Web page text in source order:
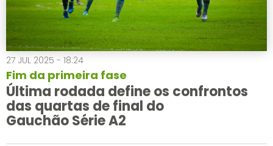
27 JUL 2025 - 18:24
Fim da primeira fase
Última rodada define os confrontos
das quartas de final do
Gauchão Série A2